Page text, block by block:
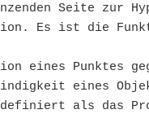
Seite zur
Es ist die
eines Punktes
eines
als das